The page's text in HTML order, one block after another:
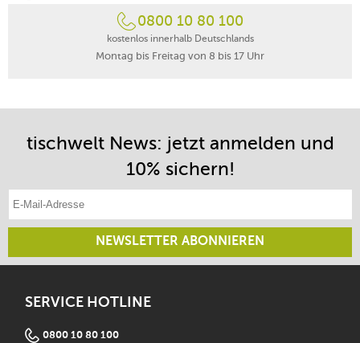
0800 10 80 100
kostenlos innerhalb Deutschlands
Montag bis Freitag von 8 bis 17 Uhr
tischwelt News: jetzt anmelden und
10% sichern!
NEWSLETTER ABONNIEREN
SERVICE HOTLINE
0800 10 80 100